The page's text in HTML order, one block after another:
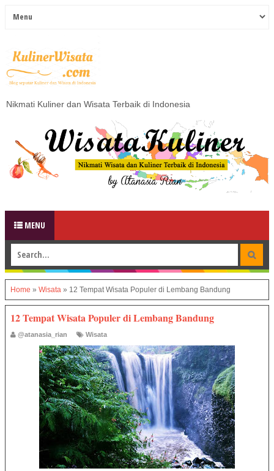
Nikmati Kuliner dan Wisata Terbaik di Indonesia
MENU
Home » Wisata » 12 Tempat Wisata Populer di Lembang Bandung
12 Tempat Wisata Populer di Lembang Bandung
@atanasia_rian Wisata